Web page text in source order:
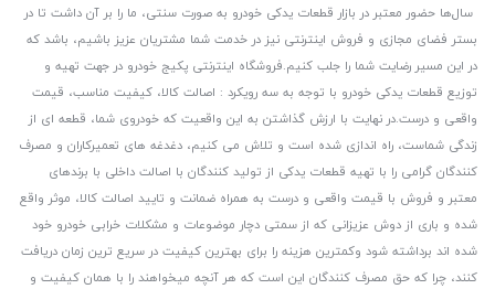
سال‌ها حضور معتبر در بازار قطعات یدکی خودرو به صورت سنتی، ما را بر آن داشت تا در
بستر فضای مجازی و فروش اینترنتی نیز در خدمت شما مشتریان عزیز باشیم، باشد که
در این مسیر رضایت شما را جلب کنیم.فروشگاه اینترنتی پکیج خودرو در جهت تهیه و
توزیع قطعات یدکی خودرو با توجه به سه رویکرد : اصالت کالا، کیفیت مناسب، قیمت
واقعی و درست.در نهایت با ارزش گذاشتن به این واقعیت که خودروی شما، قطعه ای از
زندگی شماست، راه اندازی شده است و تلاش می کنیم، دغدغه های تعمیرکاران و مصرف
کنندگان گرامی را با تهیه قطعات یدکی از تولید کنندگان با اصالت داخلی با برندهای
معتبر و فروش با قیمت واقعی و درست به همراه ضمانت و تایید اصالت کالا، موثر واقع
شده و باری از دوش عزیزانی که از سمتی دچار موضوعات و مشکلات خرابی خودرو خود
شده اند برداشته شود و‌کمترین هزینه را برای بهترین کیفیت در سریع ترین زمان دریافت
کنند، چرا که حق مصرف کنندگان این است که هر آنچه میخواهند را با همان کیفیت و